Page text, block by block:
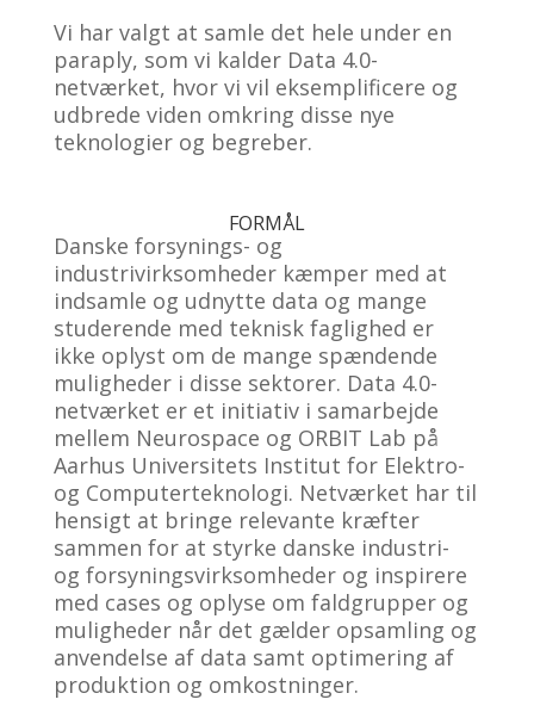
Vi har valgt at samle det hele under en
paraply, som vi kalder Data 4.0-
netværket, hvor vi vil eksemplificere og
udbrede viden omkring disse nye
teknologier og begreber.
FORMÅL
Danske forsynings- og
industrivirksomheder kæmper med at
indsamle og udnytte data og mange
studerende med teknisk faglighed er
ikke oplyst om de mange spændende
muligheder i disse sektorer. Data 4.0-
netværket er et initiativ i samarbejde
mellem Neurospace og ORBIT Lab på
Aarhus Universitets Institut for Elektro-
og Computerteknologi. Netværket har til
hensigt at bringe relevante kræfter
sammen for at styrke danske industri-
og forsyningsvirksomheder og inspirere
med cases og oplyse om faldgrupper og
muligheder når det gælder opsamling og
anvendelse af data samt optimering af
produktion og omkostninger.